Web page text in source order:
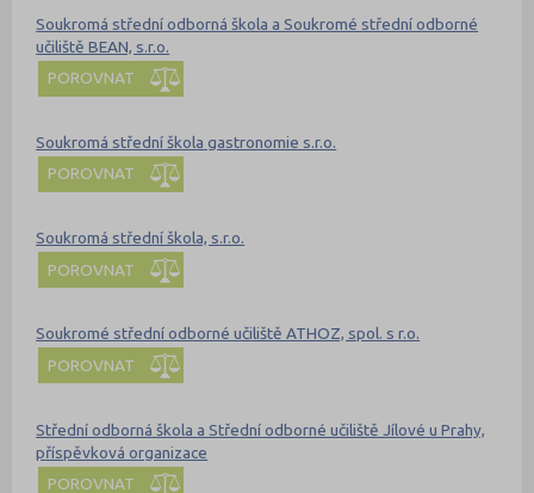
Soukromá střední odborná škola a Soukromé střední odborné
učiliště BEAN, s.r.o.
POROVNAT
Soukromá střední škola gastronomie s.r.o.
POROVNAT
Soukromá střední škola, s.r.o.
POROVNAT
Soukromé střední odborné učiliště ATHOZ, spol. s r.o.
POROVNAT
Střední odborná škola a Střední odborné učiliště Jílové u Prahy,
příspěvková organizace
POROVNAT